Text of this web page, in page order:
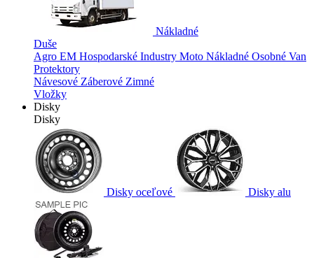
Nákladné
Duše
Agro EM Hospodarské Industry Moto Nákladné Osobné Van
Protektory
Návesové Záberové Zimné
Vložky
Disky
Disky
Disky oceľové Disky alu